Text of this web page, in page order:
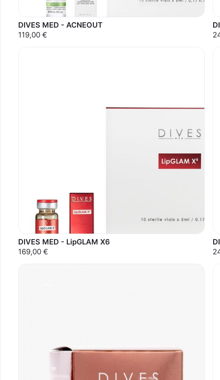
DIVES MED - ACNEOUT
119,00 €
DIVES MED - LipGLAM X6
169,00 €